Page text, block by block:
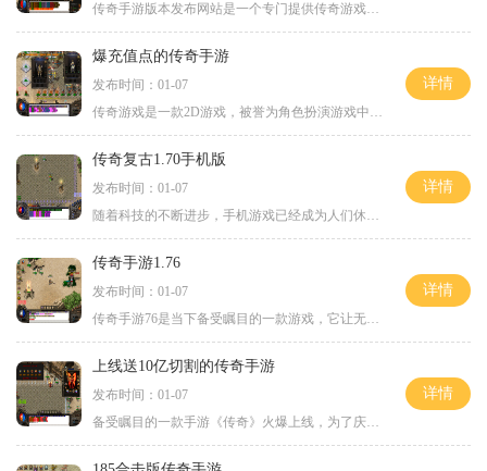
传奇手游版本发布网站是一个专门提供传奇游戏版本下载的网站，它的诞生为广大传奇游戏玩家们提供了便利，并且为他们带来了更加丰富的游戏体验。传奇游戏作为一款经典的2D游戏，
爆充值点的传奇手游
发布时间：01-07
传奇游戏是一款2D游戏，被誉为角色扮演游戏中的经典之作。它以其精美的画面、丰富的玩法和万人在线的特点而备受玩家的喜爱。这款游戏不仅让玩家在虚拟的游戏世界中扮演角色，还
详情
传奇复古1.70手机版
发布时间：01-07
随着科技的不断进步，手机游戏已经成为人们休闲娱乐的首选。而对于那些曾经沉迷于经典游戏的玩家来说，《传奇复古1.70手机版》无疑是一款令人期待的游戏。作为传奇游戏的经典版
详情
传奇手游1.76
发布时间：01-07
传奇手游76是当下备受瞩目的一款游戏，它让无数玩家们重温了曾经的回忆。作为传奇系列中的一部分，它延续了经典的游戏特色，同时也加入了许多新的元素，给玩家们带来了更多的惊
详情
上线送10亿切割的传奇手游
发布时间：01-07
备受瞩目的一款手游《传奇》火爆上线，为了庆祝上线，游戏开发商特别推出了10亿切割的活动。这意味着，玩家通过切割活动可以有机会获得上亿游戏币的巨额奖励。本文将为大家详细
详情